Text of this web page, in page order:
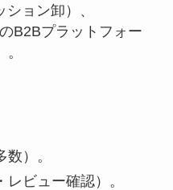
ョン卸）、
B2Bプラットフォー
）。
ビュー確認）。